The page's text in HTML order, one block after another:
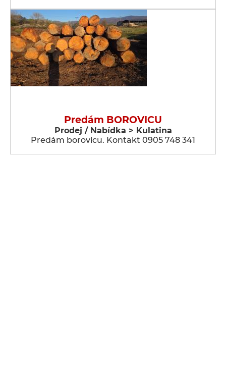
Predám BOROVICU
Prodej / Nabídka > Kulatina
Predám borovicu. Kontakt 0905 748 341